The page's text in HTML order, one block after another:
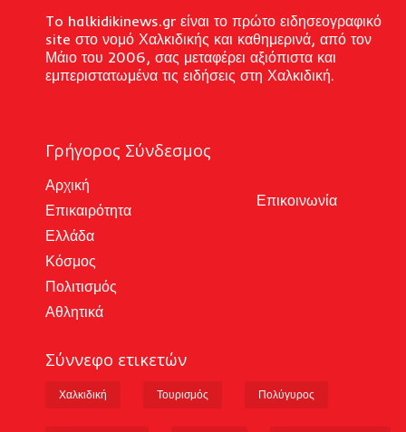
To halkidikinews.gr είναι το πρώτο ειδησεογραφικό
site στο νομό Χαλκιδικής και καθημερινά, από τον
Μάιο του 2006, σας μεταφέρει αξιόπιστα και
εμπεριστατωμένα τις ειδήσεις στη Χαλκιδική.
Γρήγορος Σύνδεσμος
Αρχική
Επικαιρότητα
Ελλάδα
Κόσμος
Πολιτισμός
Αθλητικά
Επικοινωνία
Σύννεφο ετικετών
Χαλκιδική Τουρισμός Πολύγυρος